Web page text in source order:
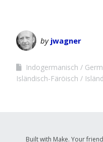
by jwagner
Indogermanisch
Isländisch-Färöisch
Built with Make. Your